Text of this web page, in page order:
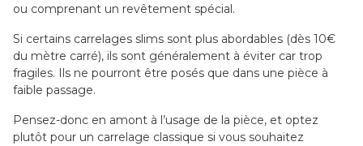
ou comprenant un revêtement spécial.
Si certains carrelages slims sont plus abordables (dès 10€
du mètre carré), ils sont généralement à éviter car trop
fragiles. Ils ne pourront être posés que dans une pièce à
faible passage.
Pensez-donc en amont à l’usage de la pièce, et optez
plutôt pour un carrelage classique si vous souhaitez